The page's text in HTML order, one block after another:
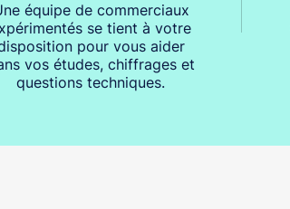
équipe de commerciaux
se tient à votre
pour vous aider
vos études, chiffrages et
questions techniques.